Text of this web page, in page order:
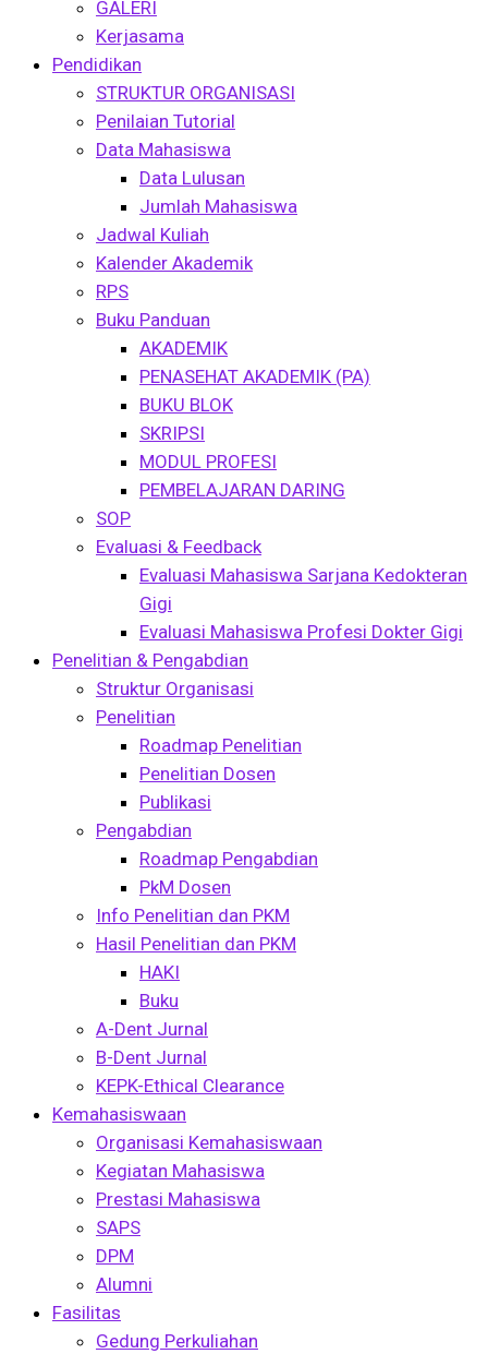
GALERI
Kerjasama
Pendidikan
STRUKTUR ORGANISASI
Penilaian Tutorial
Data Mahasiswa
Data Lulusan
Jumlah Mahasiswa
Jadwal Kuliah
Kalender Akademik
RPS
Buku Panduan
AKADEMIK
PENASEHAT AKADEMIK (PA)
BUKU BLOK
SKRIPSI
MODUL PROFESI
PEMBELAJARAN DARING
SOP
Evaluasi & Feedback
Evaluasi Mahasiswa Sarjana Kedokteran
Gigi
Evaluasi Mahasiswa Profesi Dokter Gigi
Penelitian & Pengabdian
Struktur Organisasi
Penelitian
Roadmap Penelitian
Penelitian Dosen
Publikasi
Pengabdian
Roadmap Pengabdian
PkM Dosen
Info Penelitian dan PKM
Hasil Penelitian dan PKM
HAKI
Buku
A-Dent Jurnal
B-Dent Jurnal
KEPK-Ethical Clearance
Kemahasiswaan
Organisasi Kemahasiswaan
Kegiatan Mahasiswa
Prestasi Mahasiswa
SAPS
DPM
Alumni
Fasilitas
Gedung Perkuliahan